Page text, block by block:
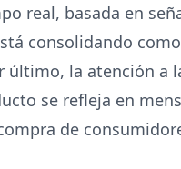
real, basada en
consolidando
último, la atención a
se refleja en
de